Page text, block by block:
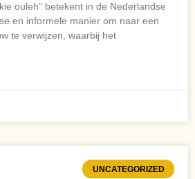
ouleh” betekent in de Nederlandse
en informele manier om naar een
te verwijzen, waarbij het
UNCATEGORIZED